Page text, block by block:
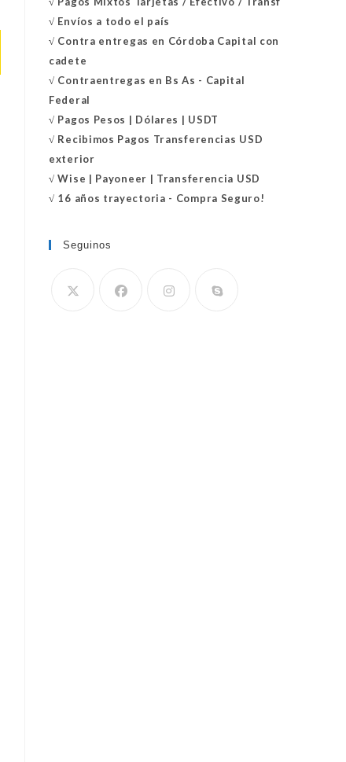
√ Envíos a todo el país
√ Contra entregas en Córdoba Capital con
cadete
√ Contraentregas en Bs As - Capital
Federal
√ Pagos Pesos | Dólares | USDT
√ Recibimos Pagos Transferencias USD
exterior
√ Wise | Payoneer | Transferencia USD
√ 16 años trayectoria - Compra Seguro!
Seguinos